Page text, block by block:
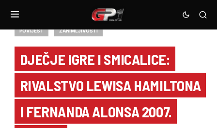
POVIJEST ZANIMLJIVOSTI
DJEČJE IGRE I SMICALICE:
RIVALSTVO LEWISA HAMILTONA
I FERNANDA ALONSA 2007.